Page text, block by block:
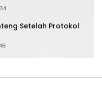
Setelah Protokol